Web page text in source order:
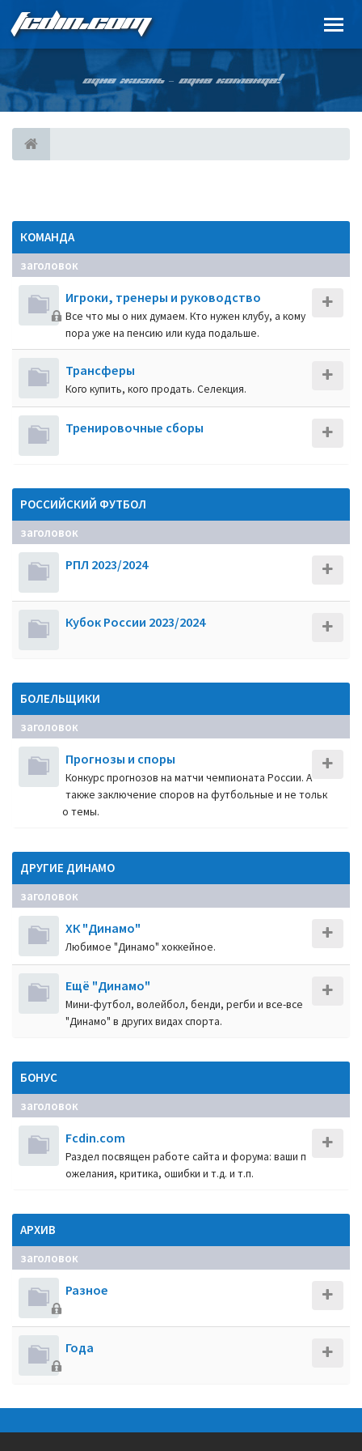
FCDIN.COM
ОДНА ЖИЗНЬ – ОДНА КОМАНДА!
КОМАНДА
заголовок
Игроки, тренеры и руководство
Все что мы о них думаем. Кто нужен клубу, а кому
пора уже на пенсию или куда подальше.
Трансферы
Кого купить, кого продать. Селекция.
Тренировочные сборы
РОССИЙСКИЙ ФУТБОЛ
заголовок
РПЛ 2023/2024
Кубок России 2023/2024
БОЛЕЛЬЩИКИ
заголовок
Прогнозы и споры
Конкурс прогнозов на матчи чемпионата России. А
также заключение споров на футбольные и не тольк
о темы.
ДРУГИЕ ДИНАМО
заголовок
ХК "Динамо"
Любимое "Динамо" хоккейное.
Ещё "Динамо"
Мини-футбол, волейбол, бенди, регби и все-все
"Динамо" в других видах спорта.
БОНУС
заголовок
Fcdin.com
Раздел посвящен работе сайта и форума: ваши п
ожелания, критика, ошибки и т.д. и т.п.
АРХИВ
заголовок
Разное
Года